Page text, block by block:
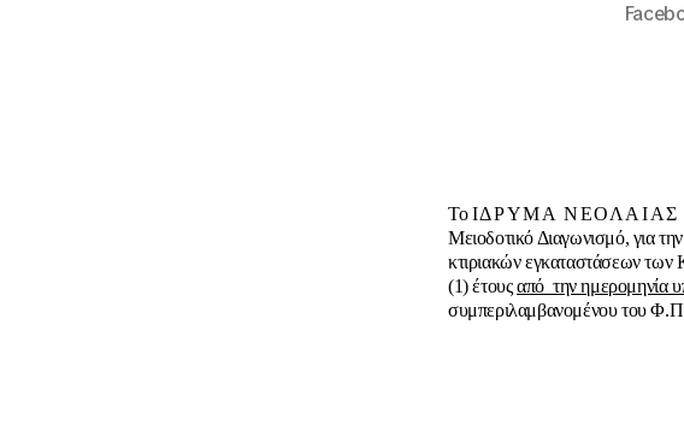
ΤοΙΔΡΥΜΑ ΝΕΟΛΑΙΑΣ
Μειοδοτικό Διαγωνισμό, για
κτιριακών εγκαταστάσεων
(1) έτουςαπό την ημερομηνία
συμπεριλαμβανομένου του